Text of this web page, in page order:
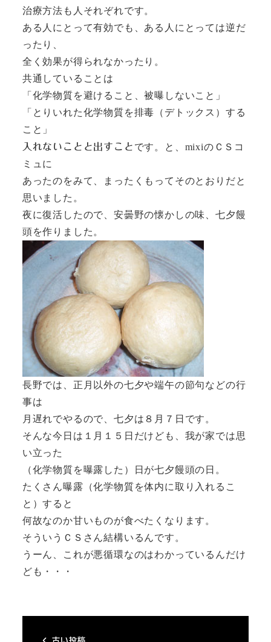
治療方法も人それぞれです。
ある人にとって有効でも、ある人にとっては逆だ
ったり、
全く効果が得られなかったり。
共通していることは
「化学物質を避けること、被曝しないこと」
「とりいれた化学物質を排毒（デトックス）する
こと」
入れないことと出すこと です。と、mixiのＣＳコ
ミュに
あったのをみて、まったくもってそのとおりだと
思いました。
夜に復活したので、安曇野の懐かしの味、七夕饅
頭を作りました。
長野では、正月以外の七夕や端午の節句などの行
事は
月遅れでやるので、七夕は８月７日です。
そんな今日は１月１５日だけども、我が家では思
い立った
（化学物質を曝露した）日が七夕饅頭の日。
たくさん曝露（化学物質を体内に取り入れるこ
と）すると
何故なのか甘いものが食べたくなります。
そういうＣＳさん結構いるんです。
うーん、これが悪循環なのはわかっているんだけ
ども・・・